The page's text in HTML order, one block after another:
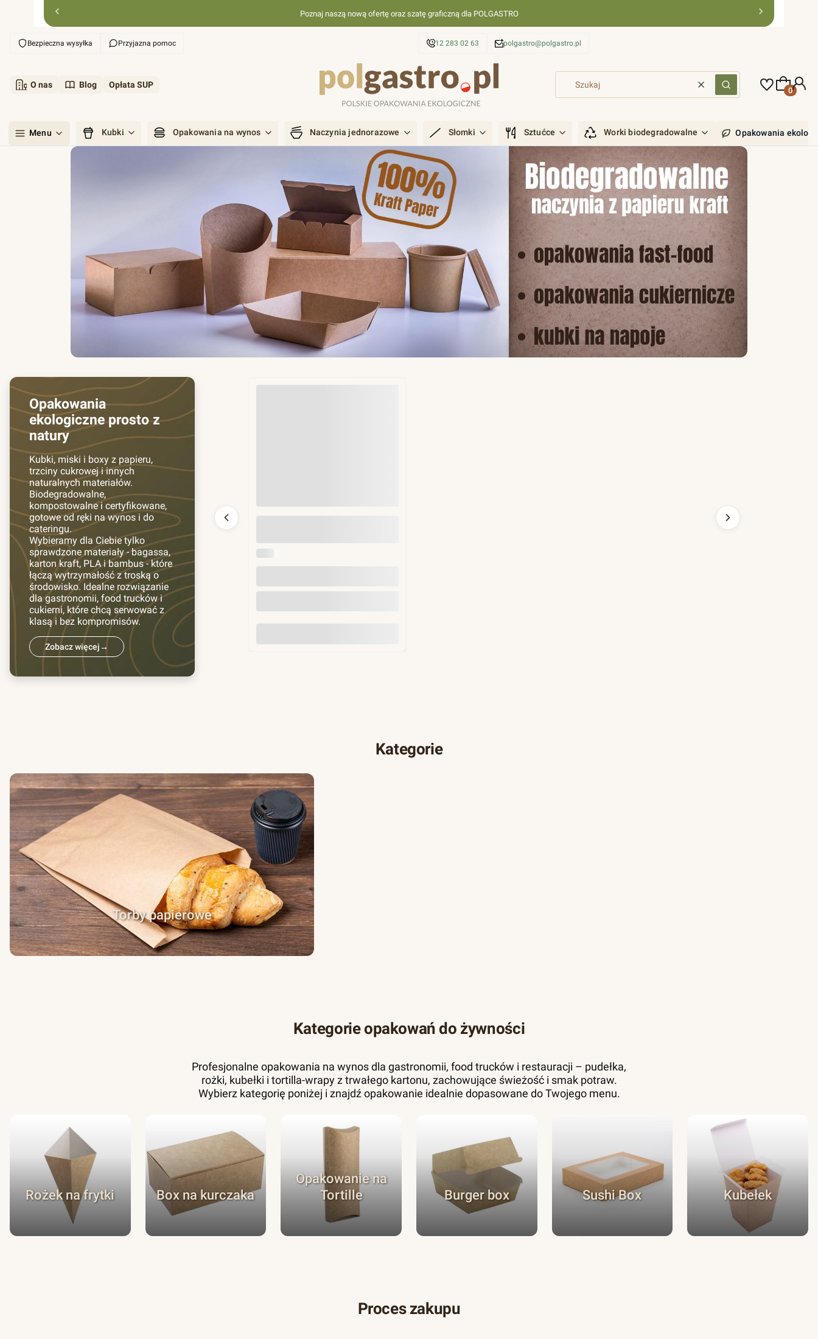
Poznaj naszą nową ofertę oraz szatę graficzną dla POLGASTRO
Bezpieczna wysyłka Przyjazna pomoc 12 283 02 63 polgastro@polgastro.pl
O nas Blog Opłata SUP
WyczyśćSzukaj
Produkty
Menu Kubki Opakowania na wynos Naczynia jednorazowe Słomki Sztućce Worki biodegradowalne Opakowania
Opakowania
ekologiczne prosto z
natury
Kubki, miski i boxy z papieru,
trzciny cukrowej i innych
naturalnych materiałów.
Biodegradowalne,
kompostowalne i certyfikowane,
gotowe od ręki na wynos i do
cateringu.
Wybieramy dla Ciebie tylko
sprawdzone materiały - bagassa,
karton kraft, PLA i bambus - które
łączą wytrzymałość z troską o
środowisko. Idealne rozwiązanie
dla gastronomii, food trucków i
cukierni, które chcą serwować z
klasą i bez kompromisów.
Zobacz więcej→
Kategorie
Torby papierowe
Kategorie opakowań do żywności
Profesjonalne opakowania na wynos dla gastronomii, food trucków i restauracji – pudełka,
rożki, kubełki i tortilla-wrapy z trwałego kartonu, zachowujące świeżość i smak potraw.
Wybierz kategorię poniżej i znajdź opakowanie idealnie dopasowane do Twojego menu.
Rożek na frytki Box na kurczaka
Opakowanie na
Tortille
Burger box Sushi Box Kubełek
Proces zakupu